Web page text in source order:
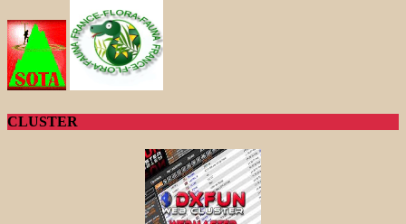
CLUSTER